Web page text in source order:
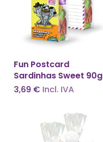
Adicionar
Fun Postcard
Sardinhas Sweet 90g
3,69 € Incl. IVA